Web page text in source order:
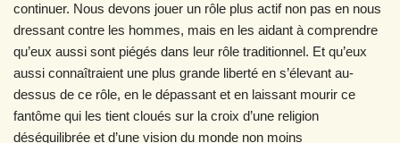
continuer. Nous devons jouer un rôle plus actif non pas en nous
dressant contre les hommes, mais en les aidant à comprendre
qu’eux aussi sont piégés dans leur rôle traditionnel. Et qu’eux
aussi connaîtraient une plus grande liberté en s’élevant au-
dessus de ce rôle, en le dépassant et en laissant mourir ce
fantôme qui les tient cloués sur la croix d’une religion
déséquilibrée et d’une vision du monde non moins